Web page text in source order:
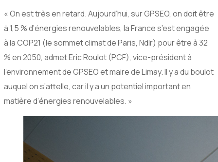
« On est très en retard. Aujourd’hui, sur GPSEO, on doit être
à 1,5 % d’énergies renouvelables, la France s’est engagée
à la COP21 (le sommet climat de Paris, Ndlr) pour être à 32
% en 2050, admet Eric Roulot (PCF), vice-président à
l’environnement de GPSEO et maire de Limay. Il y a du boulot
auquel on s’attelle, car il y a un potentiel important en
matière d’énergies renouvelables. »